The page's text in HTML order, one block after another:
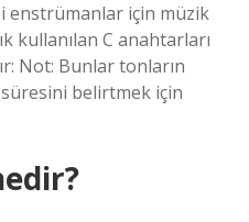
enstrümanlar için müzik
kullanılan C anahtarları
Not: Bunlar tonların
süresini belirtmek için